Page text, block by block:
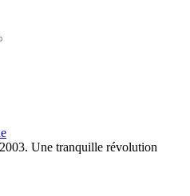
Une tranquille révolution